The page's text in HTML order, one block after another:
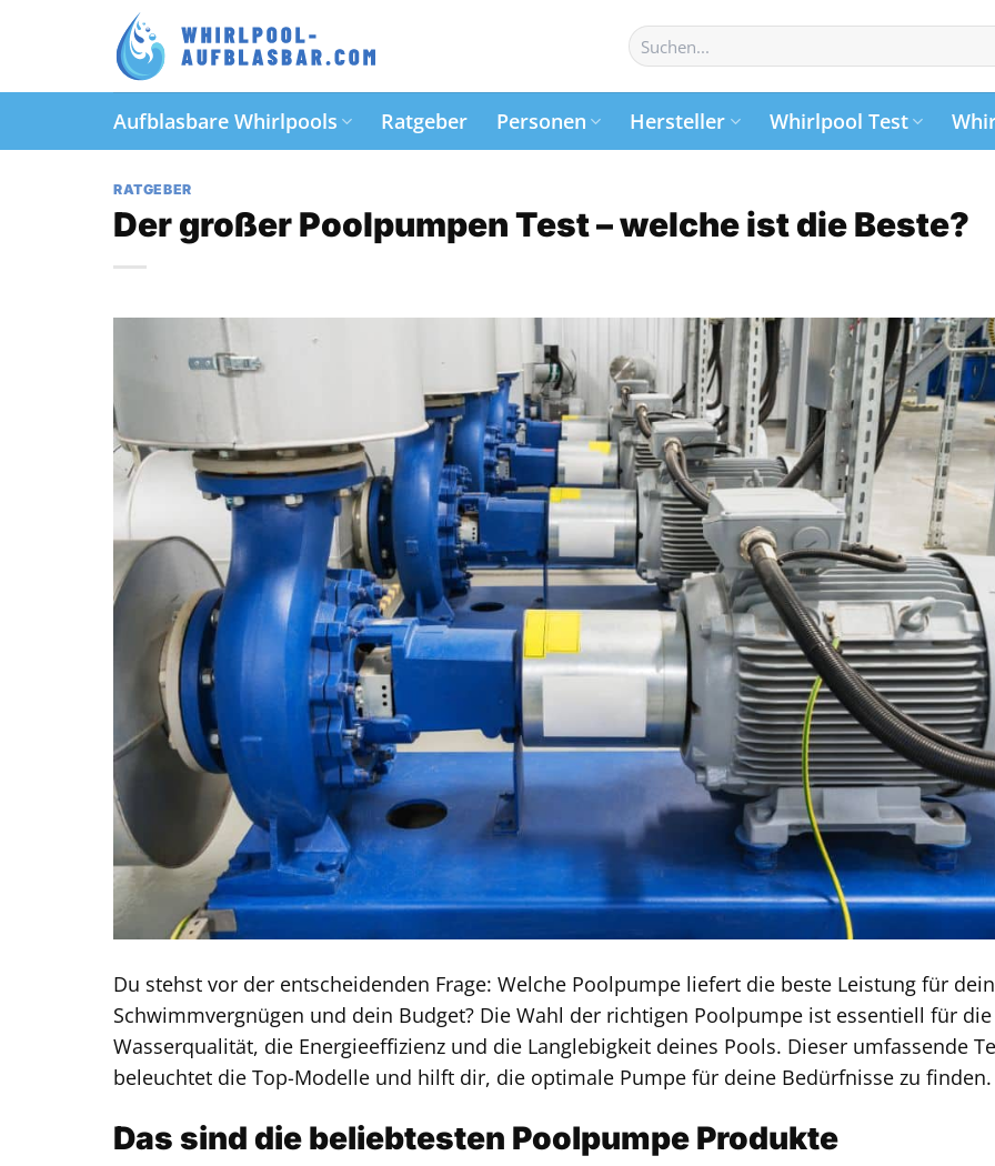
Suchen
nach:
Aufblasbare Whirlpools Ratgeber Personen Hersteller Whirlpool Test
RATGEBER
Der großer Poolpumpen Test – welche ist die Beste?
Du stehst vor der entscheidenden Frage: Welche Poolpumpe liefert die beste Leistung für dein
Schwimmvergnügen und dein Budget? Die Wahl der richtigen Poolpumpe ist essentiell für die
Wasserqualität, die Energieeffizienz und die Langlebigkeit deines Pools. Dieser umfassende
beleuchtet die Top-Modelle und hilft dir, die optimale Pumpe für deine Bedürfnisse zu finden.
Das sind die beliebtesten Poolpumpe Produkte